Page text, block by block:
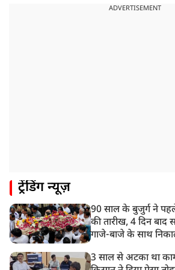
ADVERTISEMENT
ट्रेंडिंग न्यूज़
90 साल के बुजुर्ग ने
की तारीख, 4 दिन बाद
गाजे-बाजे के साथ
3 साल से अटका था